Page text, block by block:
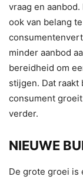
vraag en
ook van belang
minder aanbod
bereidheid om
stijgen. Dat
consument
verder.
NIEUWE
De grote groei is